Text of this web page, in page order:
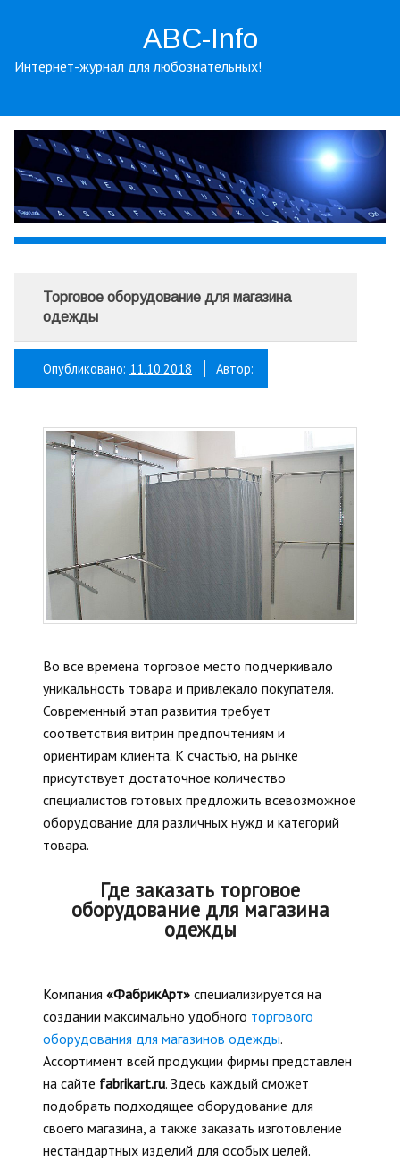
ABC-Info
Интернет-журнал для любознательных!
Торговое оборудование для магазина
одежды
Опубликовано: 11.10.2018 Автор:
Во все времена торговое место подчеркивало
уникальность товара и привлекало покупателя.
Современный этап развития требует
соответствия витрин предпочтениям и
ориентирам клиента. К счастью, на рынке
присутствует достаточное количество
специалистов готовых предложить всевозможное
оборудование для различных нужд и категорий
товара.
Где заказать торговое
оборудование для магазина
одежды
Компания «ФабрикАрт» специализируется на
создании максимально удобного торгового
оборудования для магазинов одежды.
Ассортимент всей продукции фирмы представлен
на сайте fabrikart.ru. Здесь каждый сможет
подобрать подходящее оборудование для
своего магазина, а также заказать изготовление
нестандартных изделий для особых целей.